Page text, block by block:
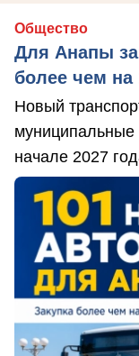
Общество
Для Анапы
более чем
Новый
муниципальные
начале 2027